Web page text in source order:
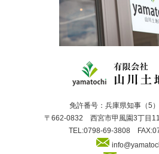
免許番号：兵庫県知事（5
〒662-0832 西宮市甲風園3丁目
TEL:0798-69-3808